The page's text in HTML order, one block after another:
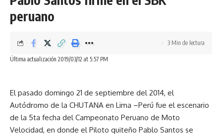
peruano
Última actualización 2019/03/12 at 5:57 PM
3 Min de lectura
El pasado domingo 21 de septiembre del 2014, el
Autódromo de la CHUTANA en Lima –Perú fue el escenario
de la 5ta fecha del Campeonato Peruano de Moto
Velocidad, en donde el Piloto quiteño Pablo Santos se